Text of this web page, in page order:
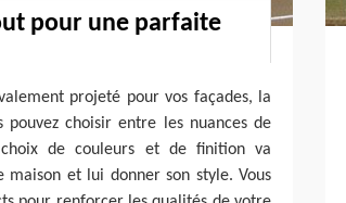
pour une parfaite
projeté pour vos façades, la
choisir entre les nuances de
de couleurs et de finition va
et lui donner son style. Vous